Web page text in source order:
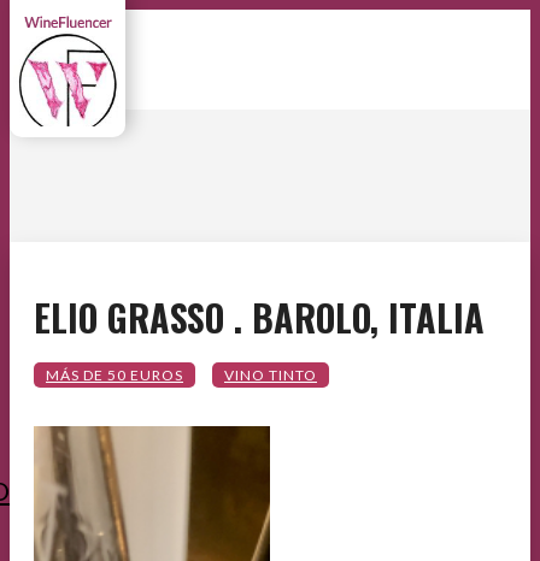
ELIO GRASSO . BAROLO, ITALIA